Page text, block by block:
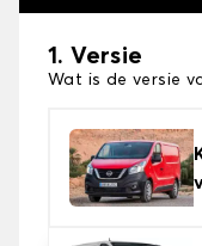
1. Versie
Wat is de versie